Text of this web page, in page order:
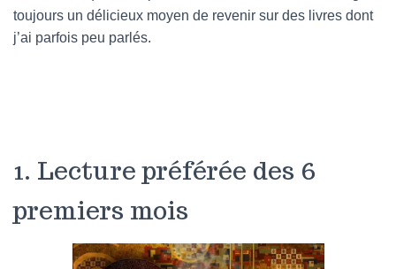
toujours un délicieux moyen de revenir sur des livres dont
j’ai parfois peu parlés.
1. Lecture préférée des 6
premiers mois